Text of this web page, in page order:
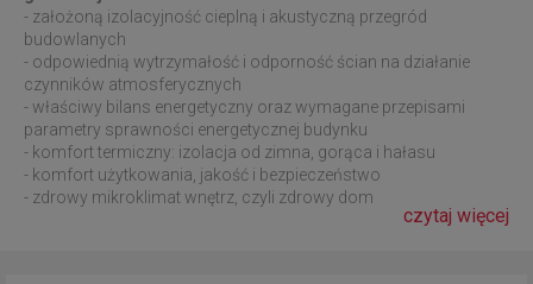
- założoną izolacyjność cieplną i akustyczną przegród
budowlanych
- odpowiednią wytrzymałość i odporność ścian na działanie
czynników atmosferycznych
- właściwy bilans energetyczny oraz wymagane przepisami
parametry sprawności energetycznej budynku
- komfort termiczny: izolacja od zimna, gorąca i hałasu
- komfort użytkowania, jakość i bezpieczeństwo
- zdrowy mikroklimat wnętrz, czyli zdrowy dom
czytaj więcej